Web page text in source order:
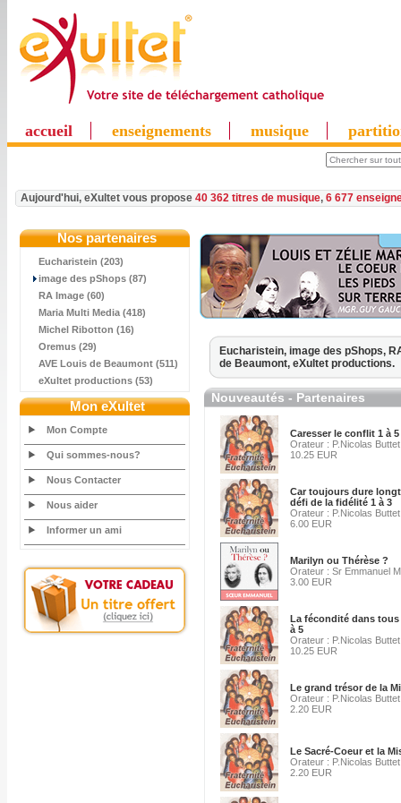
accueil enseignements musique
Aujourd'hui, eXultet vous propose 40 362 titres de musique, 6 677
Nos partenaires
Eucharistein (203)
image des pShops (87)
RA Image (60)
Maria Multi Media (418)
Michel Ribotton (16)
Oremus (29)
AVE Louis de Beaumont (511)
eXultet productions (53)
Mon eXultet
Mon Compte
Qui sommes-nous?
Nous Contacter
Nous aider
Informer un ami
Eucharistein, image des pShops,
de Beaumont, eXultet productions.
Nouveautés - Partenaires
Caresser le conflit 1 à 5
Orateur : P.Nicolas Buttet
10.25 EUR
Car toujours dure
défi de la fidélité 1 à 3
Orateur : P.Nicolas Buttet
6.00 EUR
Marilyn ou Thérèse ?
Orateur : Sr Emmanuel
3.00 EUR
La fécondité dans tous
à 5
Orateur : P.Nicolas Buttet
10.25 EUR
Le grand trésor de la
Orateur : P.Nicolas Buttet
2.20 EUR
Le Sacré-Coeur et la
Orateur : P.Nicolas Buttet
2.20 EUR